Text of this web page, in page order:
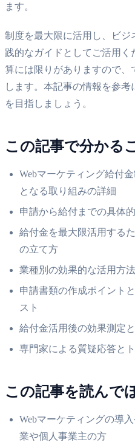
ます。
制度を最大限に活用し、ビ
践的なガイドとしてご活用
算には限りがありますので
します。本記事の情報を参
を目指しましょう。
この記事で分かる
Webマーケティング給付
となる取り組みの詳細
申請から給付までの具体
給付金を最大限活用する
の立て方
業種別の効果的な活用方
申請書類の作成ポイント
スト
給付金活用後の効果測定
専門家による質疑応答と
この記事を読んで
Webマーケティングの導
業や個人事業主の方